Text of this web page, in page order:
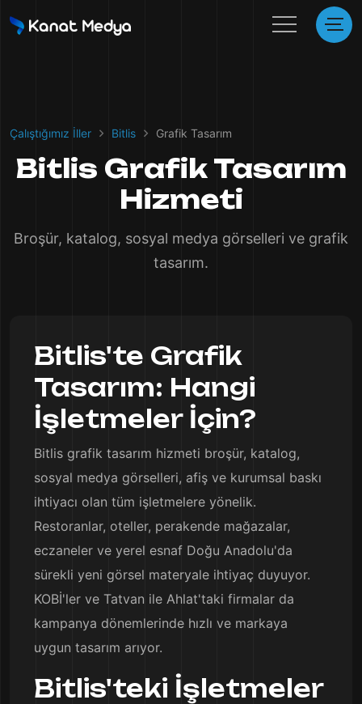
Çalıştığımız İller Bitlis Grafik Tasarım
Bitlis Grafik Tasarım
Hizmeti
Broşür, katalog, sosyal medya görselleri ve grafik
tasarım.
Bitlis'te Grafik
Tasarım: Hangi
İşletmeler İçin?
Bitlis grafik tasarım hizmeti broşür, katalog,
sosyal medya görselleri, afiş ve kurumsal baskı
ihtiyacı olan tüm işletmelere yönelik.
Restoranlar, oteller, perakende mağazalar,
eczaneler ve yerel esnaf Doğu Anadolu'da
sürekli yeni görsel materyale ihtiyaç duyuyor.
KOBİ'ler ve Tatvan ile Ahlat'taki firmalar da
kampanya dönemlerinde hızlı ve markaya
uygun tasarım arıyor.
Bitlis'teki İşletmeler